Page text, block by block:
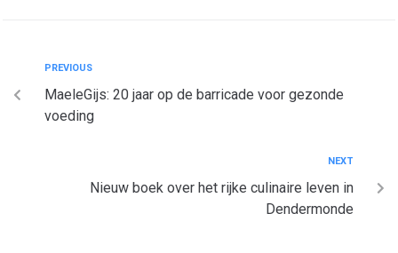
PREVIOUS
MaeleGijs: 20 jaar op de barricade voor gezonde
voeding
NEXT
Nieuw boek over het rijke culinaire leven in
Dendermonde